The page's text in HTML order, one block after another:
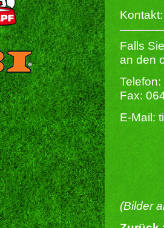
Falls
an den
Fax:
E-Mail:
(Bilder